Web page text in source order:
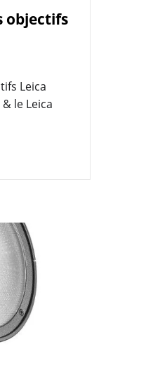
objectifs
Leica
& le Leica